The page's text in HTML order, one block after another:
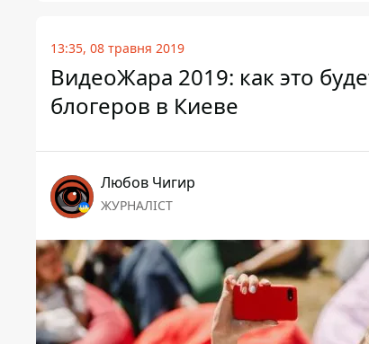
13:35, 08 травня 2019
ВидеоЖара 2019: как это
блогеров в Киеве
Любов Чигир
ЖУРНАЛІСТ